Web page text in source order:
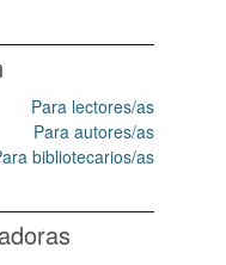
Para lectores/as
Para autores/as
bibliotecarios/as